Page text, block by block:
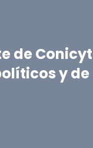
de Conicyt
y de